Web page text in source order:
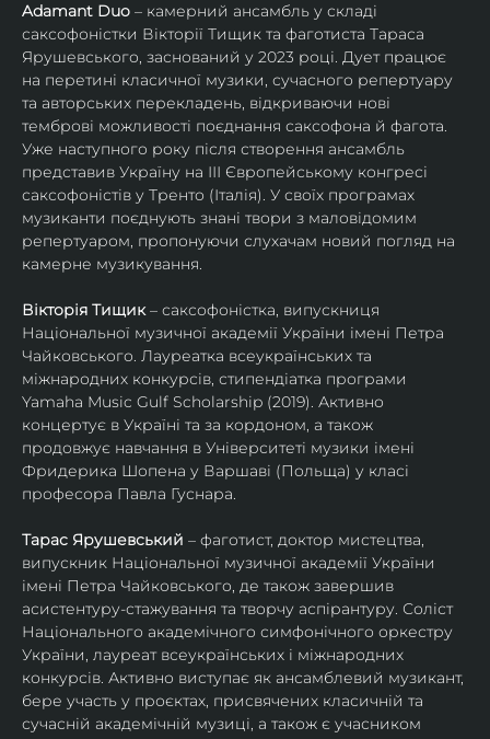
Adamant Duo – камерний ансамбль у складі
саксофоністки Вікторії Тищик та фаготиста Тараса
Ярушевського, заснований у 2023 році. Дует працює
на перетині класичної музики, сучасного репертуару
та авторських перекладень, відкриваючи нові
темброві можливості поєднання саксофона й фагота.
Уже наступного року після створення ансамбль
представив Україну на ІІІ Європейському конгресі
саксофоністів у Тренто (Італія). У своїх програмах
музиканти поєднують знані твори з маловідомим
репертуаром, пропонуючи слухачам новий погляд на
камерне музикування.
Вікторія Тищик – саксофоністка, випускниця
Національної музичної академії України імені Петра
Чайковського. Лауреатка всеукраїнських та
міжнародних конкурсів, стипендіатка програми
Yamaha Music Gulf Scholarship (2019). Активно
концертує в Україні та за кордоном, а також
продовжує навчання в Університеті музики імені
Фридерика Шопена у Варшаві (Польща) у класі
професора Павла Гуснара.
Тарас Ярушевський – фаготист, доктор мистецтва,
випускник Національної музичної академії України
імені Петра Чайковського, де також завершив
асистентуру-стажування та творчу аспірантуру. Соліст
Національного академічного симфонічного оркестру
України, лауреат всеукраїнських і міжнародних
конкурсів. Активно виступає як ансамблевий музикант,
бере участь у проєктах, присвячених класичній та
сучасній академічній музиці, а також є учасником